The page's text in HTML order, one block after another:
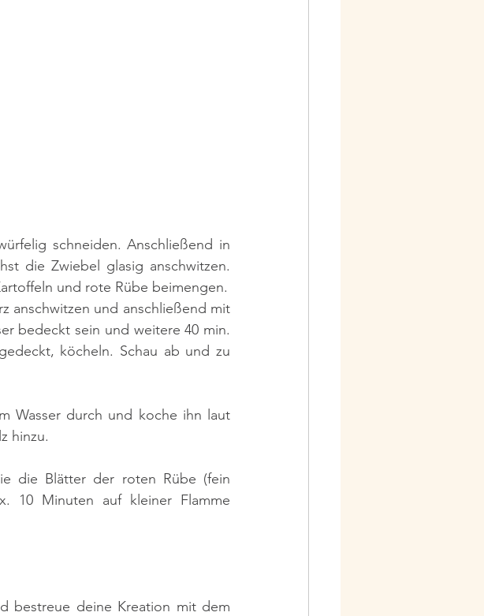
schneiden. Anschließend in
die Zwiebel glasig anschwitzen.
anschwitzen und anschließend mit
bedeckt sein und weitere 40 min.
köcheln. Schau ab und zu
Wasser durch und koche ihn laut
hinzu.
die Blätter der roten Rübe (fein
10 Minuten auf kleiner Flamme
bestreue deine Kreation mit dem